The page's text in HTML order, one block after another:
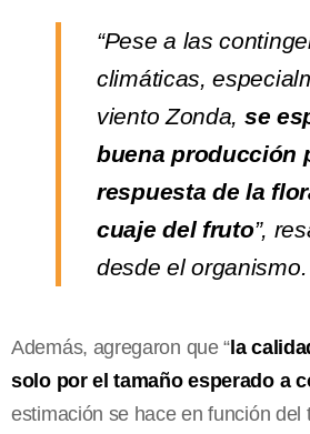
“Pese a las
climáticas,
viento Zonda, se
buena producción
respuesta de la
cuaje del fruto”,
desde el organismo.
Además, agregaron que “la
solo por el tamaño esperado a
estimación se hace en función del